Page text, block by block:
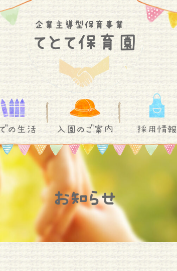
の生活 入園のご案内 採用情報
お知らせ